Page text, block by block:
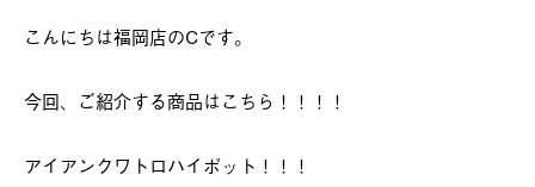
こんにちは福岡店のCです。
今回、ご紹介する商品はこちら！！！！
アイアンクワトロハイポット！！！